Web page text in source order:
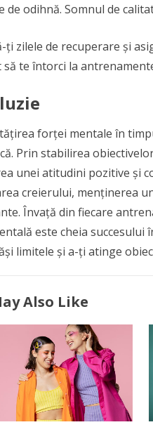
de odihnă. Somnul de
ți zilele de recuperare și
te întorci la
forței mentale în
Prin stabilirea
unei atitudini pozitive și
creierului, menținerea
Învață din fiecare
este cheia
limitele și a-ți atinge
Also Like